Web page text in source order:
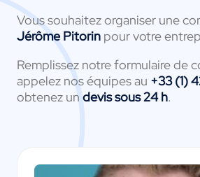
Vous souhaitez organiser une
Jérôme Pitorin pour votre
Remplissez notre formulaire de
appelez nos équipes au +33 (1)
obtenez undevis sous 24 h.